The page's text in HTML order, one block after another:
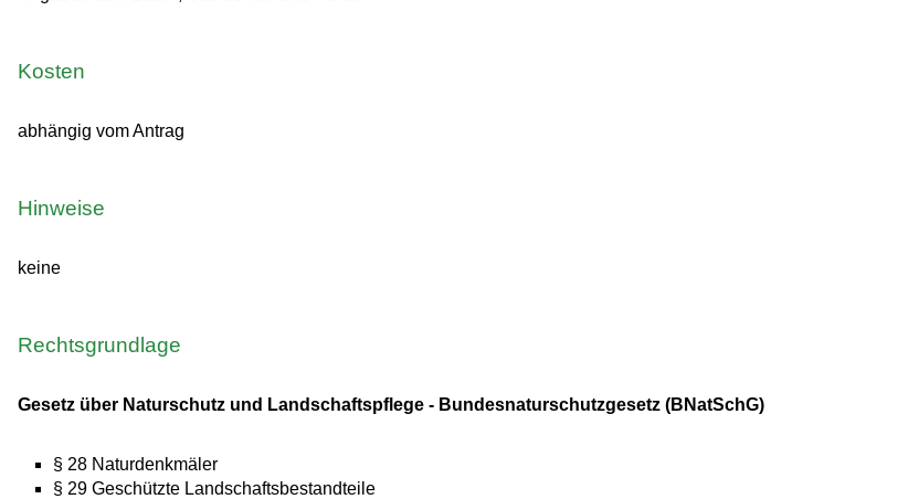
Kosten
abhängig vom Antrag
Hinweise
keine
Rechtsgrundlage
Gesetz über Naturschutz und Landschaftspflege - Bundesnaturschutzgesetz (BNatSchG)
§ 28 Naturdenkmäler
§ 29 Geschützte Landschaftsbestandteile